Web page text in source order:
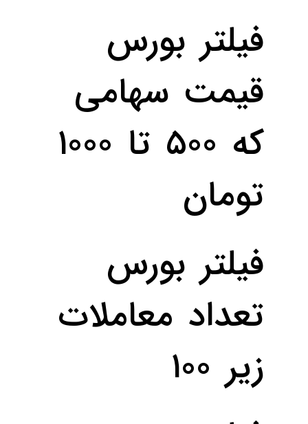
فیلتر بورس
قیمت‌ سهامی
که ۵۰۰ تا ۱۰۰۰
تومان
فیلتر بورس
تعداد معاملات‌
زیر ۱۰۰